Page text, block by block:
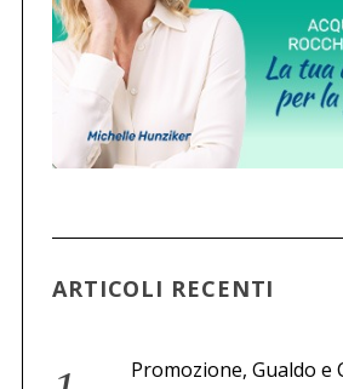
ARTICOLI RECENTI
Promozione, Gualdo e